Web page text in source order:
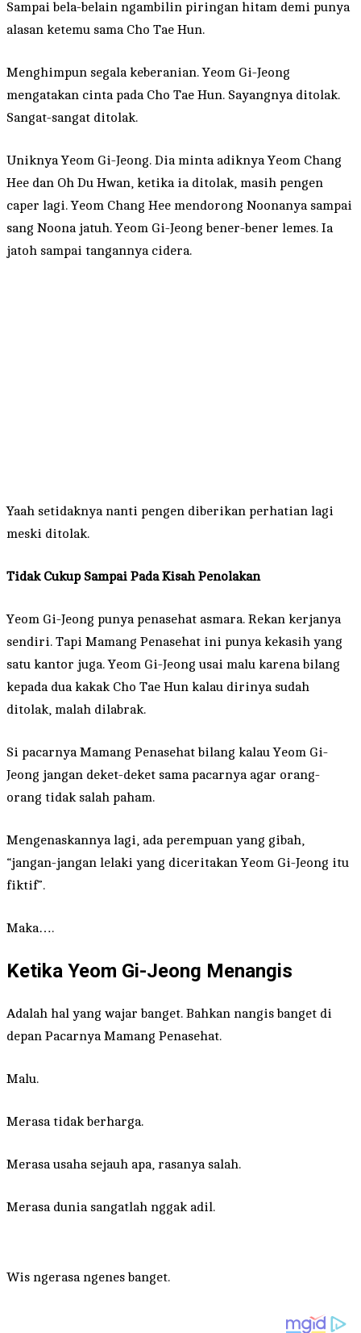
Sampai bela-belain ngambilin piringan hitam demi punya
alasan ketemu sama Cho Tae Hun.
Menghimpun segala keberanian. Yeom Gi-Jeong
mengatakan cinta pada Cho Tae Hun. Sayangnya ditolak.
Sangat-sangat ditolak.
Uniknya Yeom Gi-Jeong. Dia minta adiknya Yeom Chang
Hee dan Oh Du Hwan, ketika ia ditolak, masih pengen
caper lagi. Yeom Chang Hee mendorong Noonanya sampai
sang Noona jatuh. Yeom Gi-Jeong bener-bener lemes. Ia
jatoh sampai tangannya cidera.
Yaah setidaknya nanti pengen diberikan perhatian lagi
meski ditolak.
Tidak Cukup Sampai Pada Kisah Penolakan
Yeom Gi-Jeong punya penasehat asmara. Rekan kerjanya
sendiri. Tapi Mamang Penasehat ini punya kekasih yang
satu kantor juga. Yeom Gi-Jeong usai malu karena bilang
kepada dua kakak Cho Tae Hun kalau dirinya sudah
ditolak, malah dilabrak.
Si pacarnya Mamang Penasehat bilang kalau Yeom Gi-
Jeong jangan deket-deket sama pacarnya agar orang-
orang tidak salah paham.
Mengenaskannya lagi, ada perempuan yang gibah,
“jangan-jangan lelaki yang diceritakan Yeom Gi-Jeong itu
fiktif”.
Maka….
Ketika Yeom Gi-Jeong Menangis
Adalah hal yang wajar banget. Bahkan nangis banget di
depan Pacarnya Mamang Penasehat.
Malu.
Merasa tidak berharga.
Merasa usaha sejauh apa, rasanya salah.
Merasa dunia sangatlah nggak adil.
Wis ngerasa ngenes banget.